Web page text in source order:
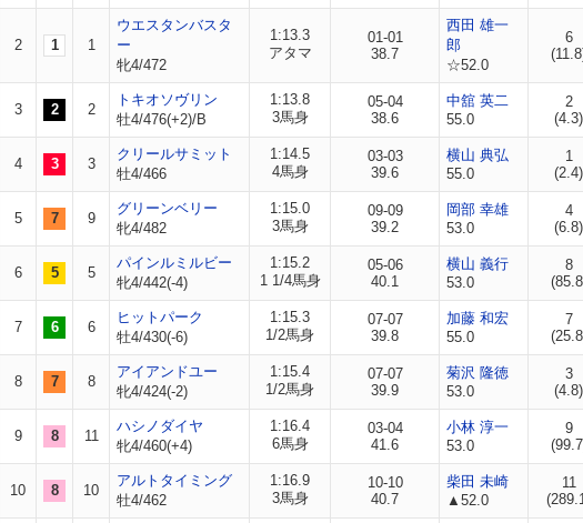
2 1 1
ウエスタンバスタ
ー
牝4/472
1:13.3
アタマ
01-01
38.7
西田 雄一
郎
☆52.0
6
3 2 2
トキオソヴリン
牡4/476(+2)/B
1:13.8
3馬身
05-04
38.6
中舘 英二
55.0
2
(4.3)
4 3 3
クリールサミット
牡4/466
1:14.5
4馬身
03-03
39.6
横山 典弘
55.0
1
(2.4)
5 7 9
グリーンベリー
牝4/482
1:15.0
3馬身
09-09
39.2
岡部 幸雄
53.0
4
(6.8)
6 5 5
パインルミルビー
牝4/442(-4)
1:15.2
1 1/4馬身
05-06
40.1
横山 義行
53.0
8
7 6 6
ヒットパーク
牡4/430(-6)
1:15.3
1/2馬身
07-07
39.8
加藤 和宏
55.0
7
8 7 8
アイアンドユー
牝4/424(-2)
1:15.4
1/2馬身
07-07
39.9
菊沢 隆徳
53.0
3
(4.8)
9 8 11
ハシノダイヤ
牝4/460(+4)
1:16.4
6馬身
03-04
41.6
小林 淳一
53.0
9
10 8 10
アルトタイミング
牡4/462
1:16.9
3馬身
10-10
40.7
柴田 未崎
▲52.0
11